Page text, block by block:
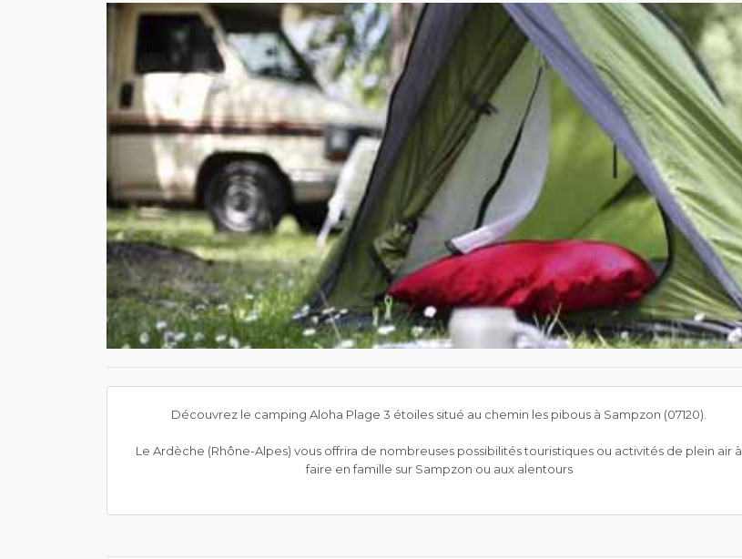
Découvrez le camping Aloha Plage 3 étoiles situé au chemin les pibous à Sampzon (07120).
Le Ardèche (Rhône-Alpes) vous offrira de nombreuses possibilités touristiques ou activités de plein air à
faire en famille sur Sampzon ou aux alentours